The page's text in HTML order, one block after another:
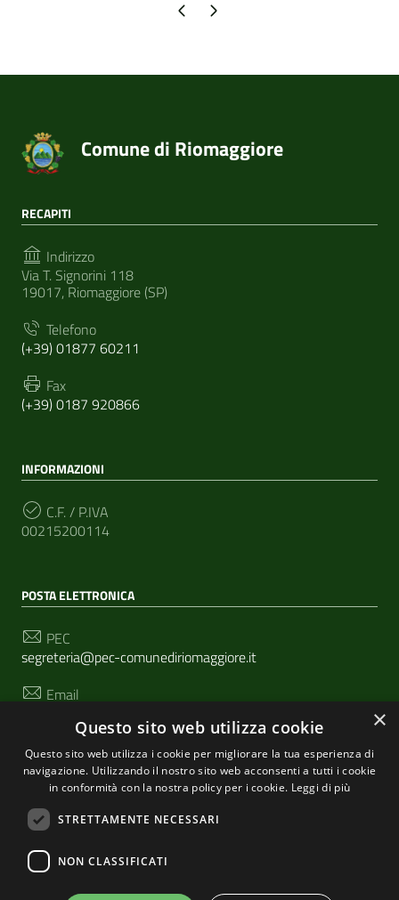
Pagina precedente
Pagina successiva
Comune di Riomaggiore
RECAPITI
Indirizzo
Via T. Signorini 118
19017, Riomaggiore (SP)
Telefono
(+39) 01877 60211
Fax
(+39) 0187 920866
INFORMAZIONI
C.F. / P.IVA
00215200114
POSTA ELETTRONICA
PEC
segreteria@pec-comunediriomaggiore.it
Email
SEGUICI SU
Sezione Link Utili
Privacy | Cookie policy | Realizzato con
×
Questo sito web utilizza cookie
Questo sito web utilizza i cookie per migliorare la tua esperienza di
navigazione. Utilizzando il nostro sito web acconsenti a tutti i cookie
in conformità con la nostra policy per i cookie. Leggi di più
STRETTAMENTE NECESSARI
NON CLASSIFICATI